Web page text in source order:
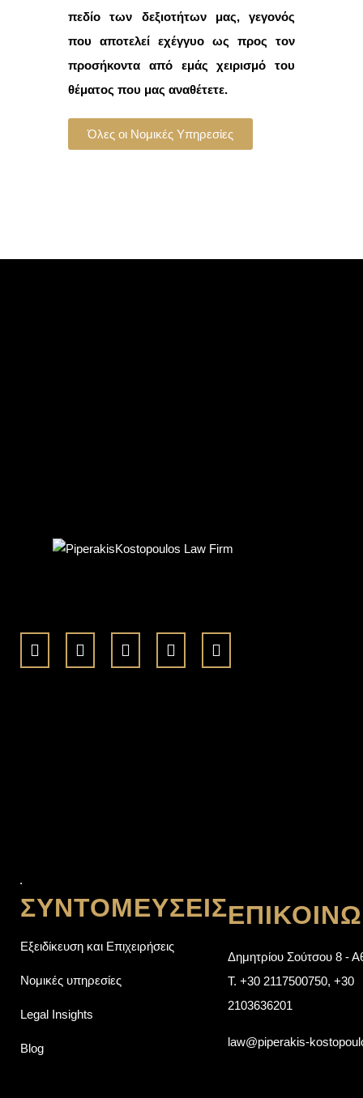
πεδίο των δεξιοτήτων μας, γεγονός
που αποτελεί εχέγγυο ως προς τον
προσήκοντα από εμάς χειρισμό του
θέματος που μας αναθέτετε.
Όλες οι Νομικές Υπηρεσίες
ΣΥΝΤΟΜΕΎΣΕΙΣ
Εξειδίκευση και Επιχειρήσεις
Νομικές υπηρεσίες
Legal Insights
Blog
Δημητρίου Σούτσου 8 -
T. +30 2117500750, +30
2103636201
law@piperakis-